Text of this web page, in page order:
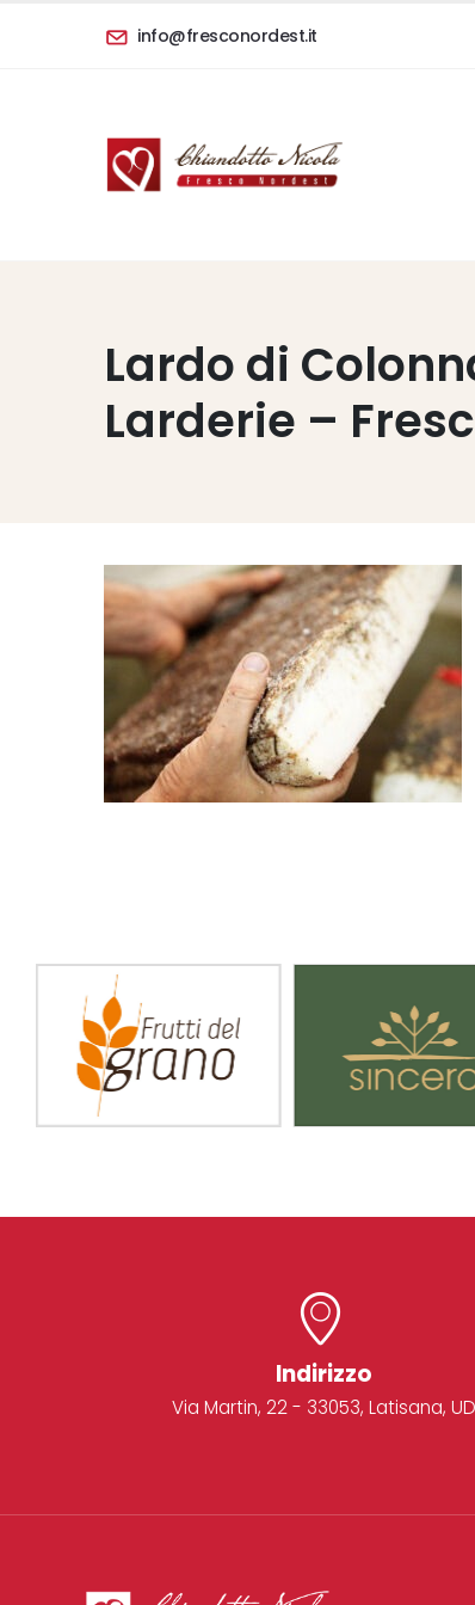
info@fresconordest.it
Lardo di
Larderie –
Indirizzo
Via Martin, 22 - 33053, Latisana, UD